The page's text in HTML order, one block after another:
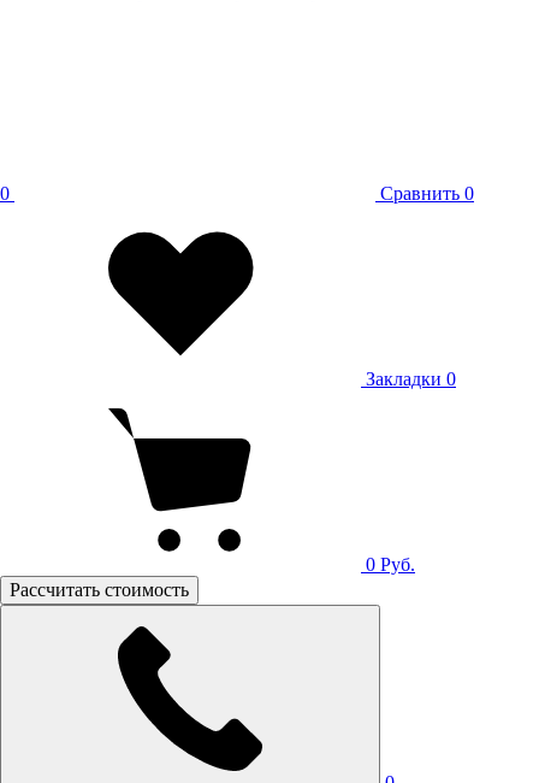
0 Сравнить 0
Закладки 0
0 Руб.
Рассчитать стоимость